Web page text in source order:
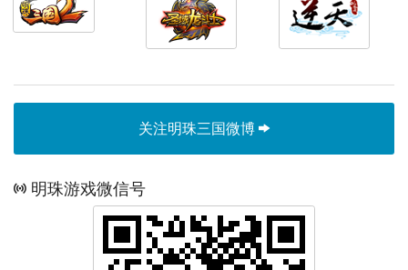
关注明珠三国微博
明珠游戏微信号